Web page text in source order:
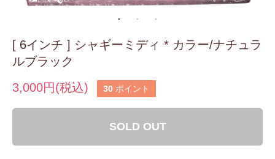
[ 6インチ ] シャギーミディ * カラー/ナチュラ
ルブラック
3,000円(税込)
30 ポイント
SOLD OUT